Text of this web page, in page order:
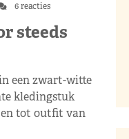
6 reacties
steeds
een zwart-witte
kledingstuk
tot outfit van